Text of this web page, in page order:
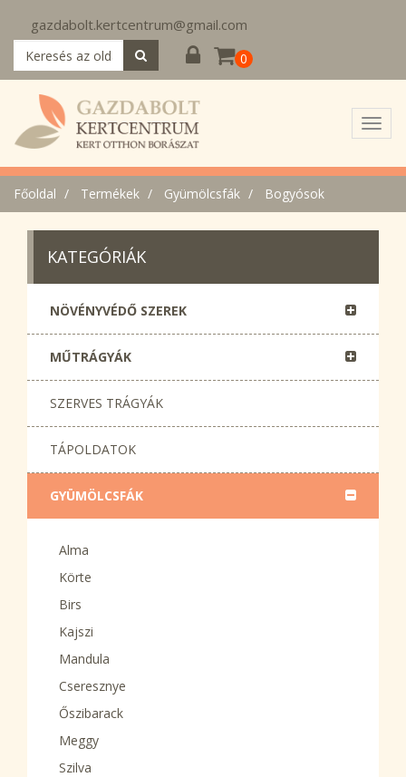
gazdabolt.kertcentrum@gmail.com
0
Főoldal Termékek Gyümölcsfák Bogyósok
KATEGÓRIÁK
NÖVÉNYVÉDŐ SZEREK
MŰTRÁGYÁK
SZERVES TRÁGYÁK
TÁPOLDATOK
GYÜMÖLCSFÁK
Alma
Körte
Birs
Kajszi
Mandula
Cseresznye
Őszibarack
Meggy
Szilva